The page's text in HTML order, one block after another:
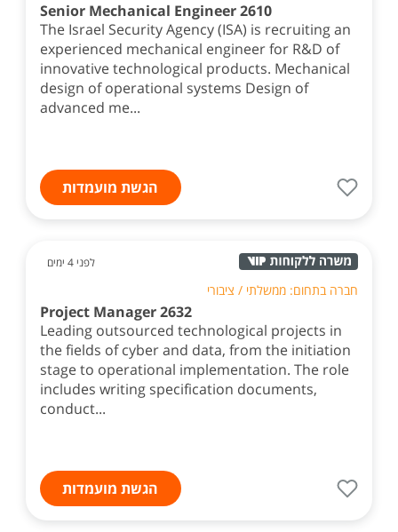
Senior Mechanical Engineer 2610
The Israel Security Agency (ISA) is recruiting an
experienced mechanical engineer for R&D of
innovative technological products. Mechanical
design of operational systems Design of
advanced me...
הגשת מועמדות
לפני 4 ימים
חברה בתחום: ממשלתי / ציבורי
Project Manager 2632
Leading outsourced technological projects in
the fields of cyber and data, from the initiation
stage to operational implementation. The role
includes writing specification documents,
conduct...
הגשת מועמדות